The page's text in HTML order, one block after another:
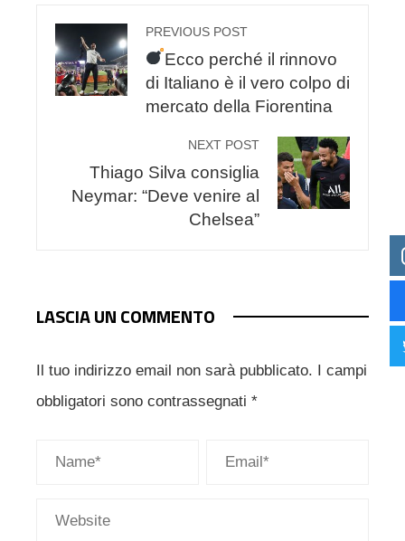
PREVIOUS POST
Ecco perché il rinnovo
di Italiano è il vero colpo di
mercato della Fiorentina
NEXT POST
Thiago Silva consiglia
Neymar: “Deve venire al
Chelsea”
LASCIA UN COMMENTO
Il tuo indirizzo email non sarà pubblicato. I campi
obbligatori sono contrassegnati *